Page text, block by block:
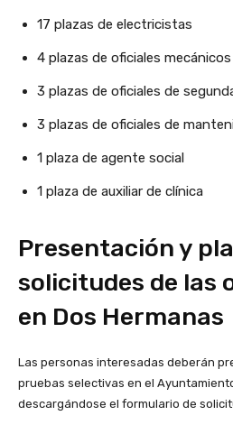
17 plazas de electricistas
4 plazas de oficiales mecánicos
3 plazas de oficiales de
3 plazas de oficiales de
1 plaza de agente social
1 plaza de auxiliar de clínica
Presentación y
solicitudes de las
en Dos Hermanas
Las personas interesadas deberán
pruebas selectivas en el
descargándose el formulario de